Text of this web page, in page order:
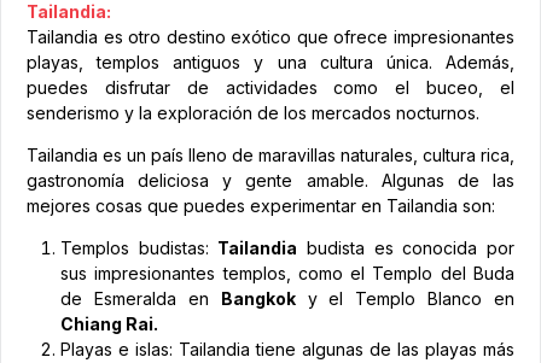
Tailandia:
Tailandia es otro destino exótico que ofrece impresionantes
playas, templos antiguos y una cultura única. Además,
puedes disfrutar de actividades como el buceo, el
senderismo y la exploración de los mercados nocturnos.
Tailandia es un país lleno de maravillas naturales, cultura rica,
gastronomía deliciosa y gente amable. Algunas de las
mejores cosas que puedes experimentar en Tailandia son:
Templos budistas: Tailandia budista es conocida por
sus impresionantes templos, como el Templo del Buda
de Esmeralda en Bangkoky el Templo Blanco en
Chiang Rai.
Playas e islas: Tailandia tiene algunas de las playas más